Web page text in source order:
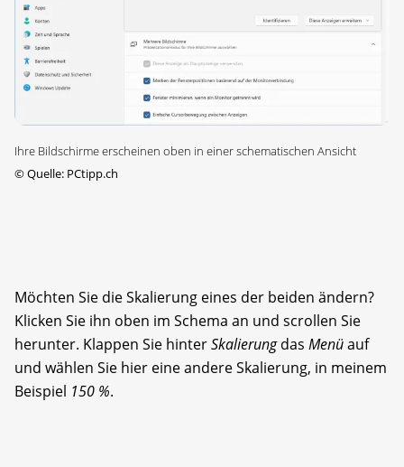
Ihre Bildschirme erscheinen oben in einer schematischen Ansicht
©Quelle: PCtipp.ch
Möchten Sie die Skalierung eines der beiden ändern?
Klicken Sie ihn oben im Schema an und scrollen Sie
herunter. Klappen Sie hinterSkalierungdas Menüauf
und wählen Sie hier eine andere Skalierung, in meinem
Beispiel 150 %.